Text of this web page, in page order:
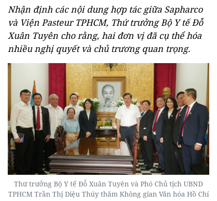
Nhận định các nội dung hợp tác giữa Sapharco
và Viện Pasteur TPHCM, Thứ trưởng Bộ Y tế Đỗ
Xuân Tuyên cho rằng, hai đơn vị đã cụ thể hóa
nhiều nghị quyết và chủ trương quan trọng.
Thứ trưởng Bộ Y tế Đỗ Xuân Tuyên và Phó Chủ tịch UBND
TPHCM Trần Thị Diệu Thúy thăm Không gian Văn hóa Hồ Chí